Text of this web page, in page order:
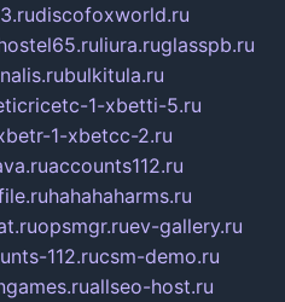
discofoxworld.ru
liura.ruglasspb.ru
bulkitula.ru
1-xbetti-5.ru
1-xbetcc-2.ru
accounts112.ru
hahahaharms.ru
opsmgr.ruev-gallery.ru
112.rucsm-demo.ru
allseo-host.ru